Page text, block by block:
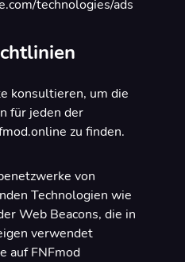
technologies/ads
konsultieren, um die
für jeden der
zu finden.
von
Technologien wie
Web Beacons, die in
verwendet
auf FNFmod